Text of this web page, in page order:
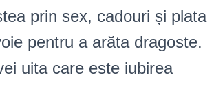
prin sex, cadouri și plata
pentru a arăta dragoste.
uita care este iubirea